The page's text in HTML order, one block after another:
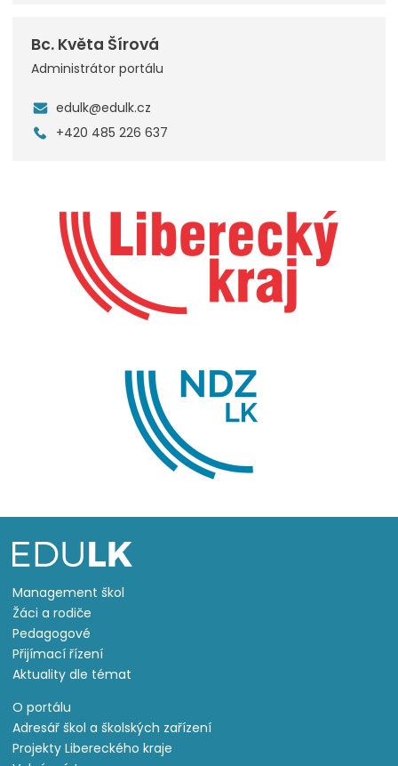
Bc. Květa Šírová
Administrátor portálu
edulk@edulk.cz
+420 485 226 637
Management škol
Žáci a rodiče
Pedagogové
Přijímací řízení
Aktuality dle témat
O portálu
Adresář škol a školských zařízení
Projekty Libereckého kraje